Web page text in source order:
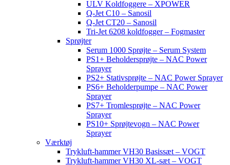
ULV Koldfoggere – XPOWER
Q-Jet C10 – Sanosil
Q-Jet CT20 – Sanosil
Tri-Jet 6208 koldfogger – Fogmaster
Sprøjter
Serum 1000 Sprøjte – Serum System
PS1+ Beholdersprøjte – NAC Power
Sprayer
PS2+ Stativsprøjte – NAC Power Sprayer
PS6+ Beholderpumpe – NAC Power
Sprayer
PS7+ Tromlesprøjte – NAC Power
Sprayer
PS10+ Sprøjtevogn – NAC Power
Sprayer
Værktøj
Trykluft-hammer VH30 Basissæt – VOGT
Trykluft-hammer VH30 XL-sæt – VOGT